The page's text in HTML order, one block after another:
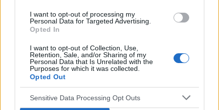
I want to opt-out of processing my
Personal Data for Targeted Advertising.
Opted In
I want to opt-out of Collection, Use,
Retention, Sale, and/or Sharing of my
Personal Data that Is Unrelated with the
Purposes for which it was collected.
Opted Out
Sensitive Data Processing Opt Outs
ponieważ wymagałoby to szerszego opracowania,
punkt po punkcie (takie słowa jak „niezrównoważeni
psychicznie”, „niepoczytalni”, „wariat”, „
„upośledzenie umysłowe” są używane zamiennie).